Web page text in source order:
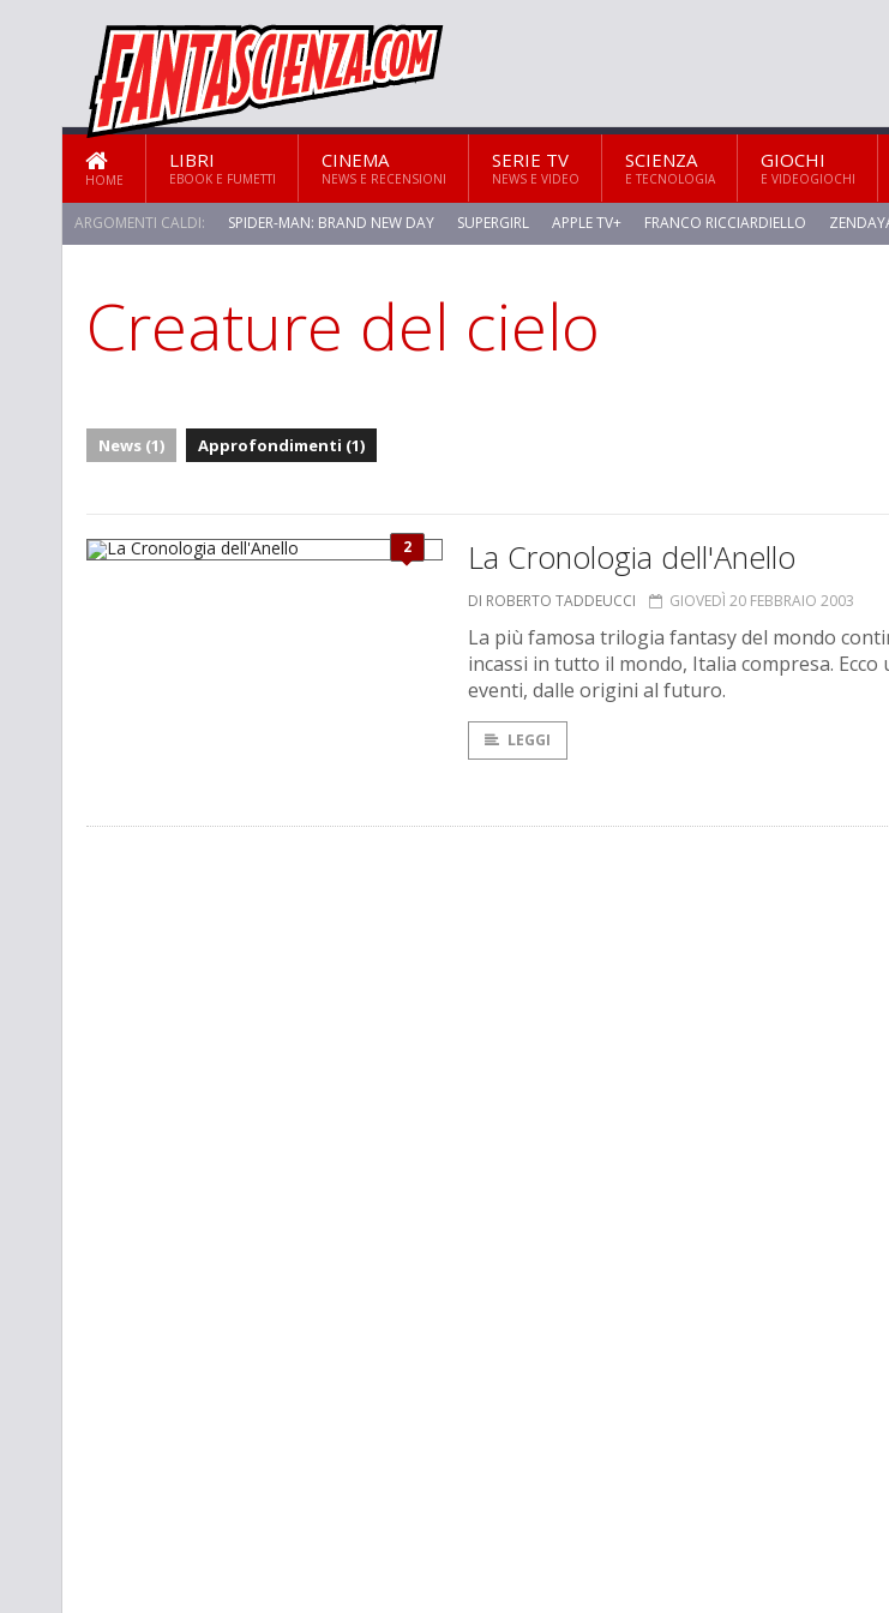
HOME
LIBRI
EBOOK E FUMETTI
CINEMA
NEWS E RECENSIONI
SERIE TV
NEWS E VIDEO
SCIENZA
E TECNOLOGIA
GIOCHI
E VIDEOGIOCHI
ARGOMENTI CALDI: SPIDER-MAN: BRAND NEW DAY SUPERGIRL APPLE TV+ FRANCO RICCIARDIELLO
STAR TREK: STRANGE NEW WORLDS
Creature del cielo
News (1) Approfondimenti (1)
2 La Cronologia dell'Anello
DI ROBERTO TADDEUCCI GIOVEDÌ 20 FEBBRAIO 2003
La più famosa trilogia fantasy del mondo
incassi in tutto il mondo, Italia compresa. Ecco
eventi, dalle origini al futuro.
LEGGI